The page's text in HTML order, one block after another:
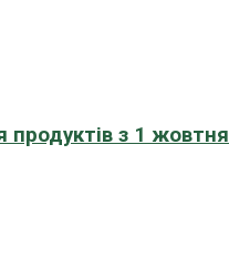
продуктів з 1 жовтня